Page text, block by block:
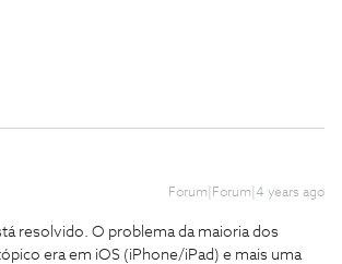
Forum|Forum|4 years ago
resolvido. O problema da maioria dos
era em iOS (iPhone/iPad) e mais uma